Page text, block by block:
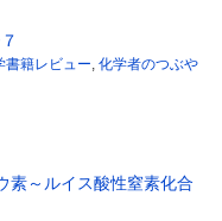
書籍レビュー, 化学者のつぶや
素～ルイス酸性窒素化合